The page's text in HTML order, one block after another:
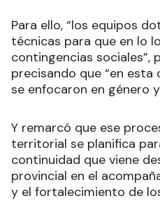
Para ello, “los equipos
técnicas para que en lo
contingencias sociales”,
precisando que “en
se enfocaron en género
Y remarcó que ese
territorial se planifica
continuidad que viene
provincial en el
y el fortalecimiento de